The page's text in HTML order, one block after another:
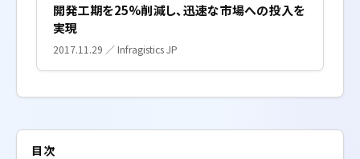
開発工期を25%削減し、迅速な市場への投入を
実現
2017.11.29 ／ Infragistics JP
目次